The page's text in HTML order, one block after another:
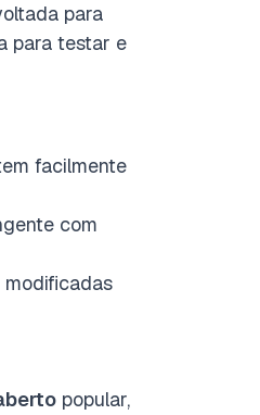
para
para testar e
facilmente
com
popular,